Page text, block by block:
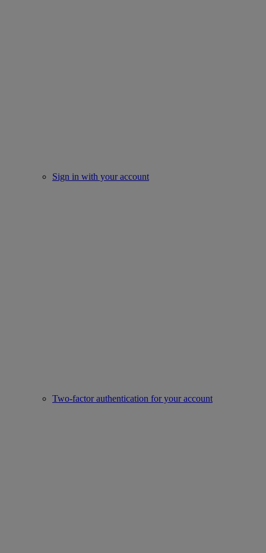
Sign in with your account
Two-factor authentication for your account